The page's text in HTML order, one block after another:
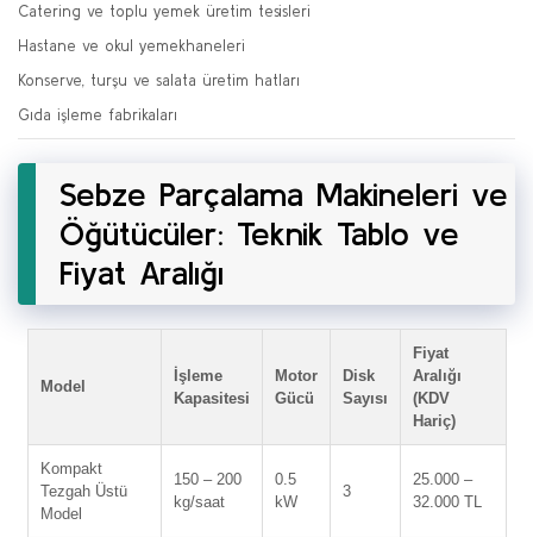
Catering ve toplu yemek üretim tesisleri
Hastane ve okul yemekhaneleri
Konserve, turşu ve salata üretim hatları
Gıda işleme fabrikaları
Sebze Parçalama Makineleri ve
Öğütücüler: Teknik Tablo ve
Fiyat Aralığı
Model
İşleme
Kapasitesi
Motor
Gücü
Disk
Sayısı
Fiyat
Aralığı
(KDV
Hariç)
Kompakt
Tezgah Üstü
Model
150 – 200
kg/saat
0.5
kW
3
25.000 –
32.000 TL